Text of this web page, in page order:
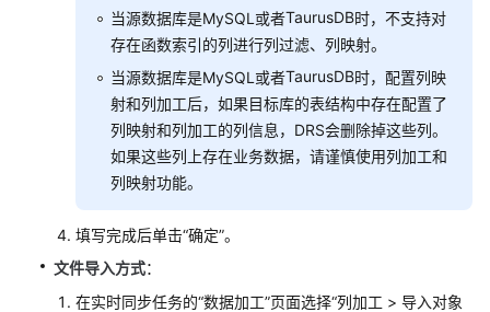
当源数据库是MySQL或者TaurusDB时，不支持对
存在函数索引的列进行列过滤、列映射。
当源数据库是MySQL或者TaurusDB时，配置列映
射和列加工后，如果目标库的表结构中存在配置了
列映射和列加工的列信息，DRS会删除掉这些列。
如果这些列上存在业务数据，请谨慎使用列加工和
列映射功能。
填写完成后单击“确定”。
文件导入方式：
在实时同步任务的“数据加工”页面选择“列加工 > 导入对象